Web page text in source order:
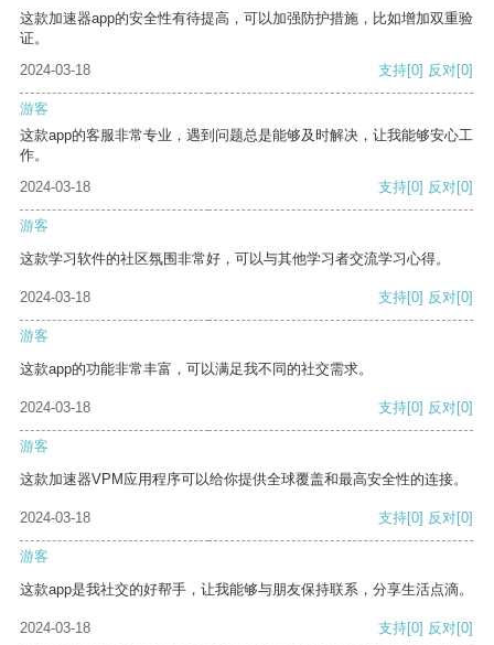
这款加速器app的安全性有待提高，可以加强防护措施，比如增加双重验
证。
2024-03-18
支持[0] 反对[0]
游客
这款app的客服非常专业，遇到问题总是能够及时解决，让我能够安心工
作。
2024-03-18
支持[0] 反对[0]
游客
这款学习软件的社区氛围非常好，可以与其他学习者交流学习心得。
2024-03-18 支持[0] 反对[0]
游客
这款app的功能非常丰富，可以满足我不同的社交需求。
2024-03-18 支持[0] 反对[0]
游客
这款加速器VPM应用程序可以给你提供全球覆盖和最高安全性的连接。
2024-03-18 支持[0] 反对[0]
游客
这款app是我社交的好帮手，让我能够与朋友保持联系，分享生活点滴。
2024-03-18 支持[0] 反对[0]